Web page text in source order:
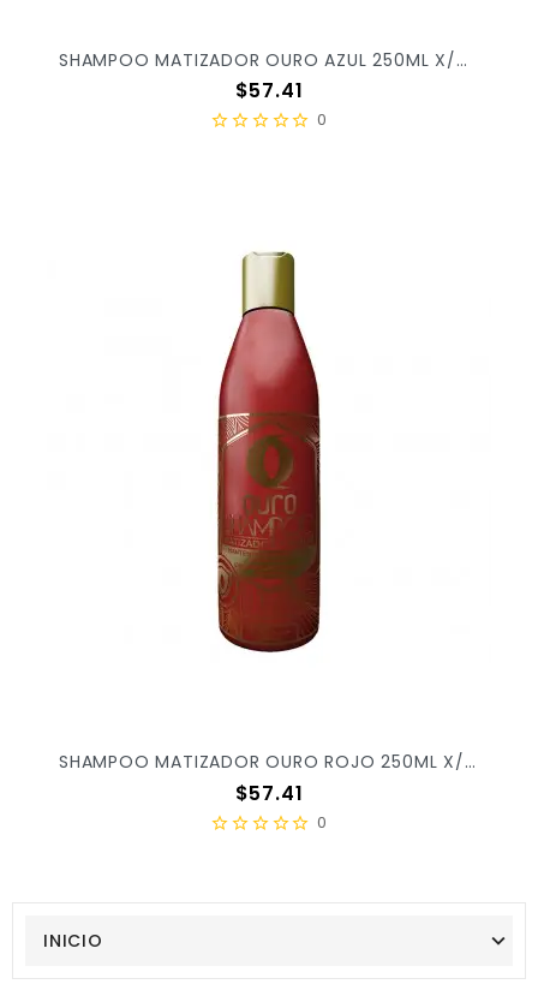
INICIO
SHAMPOO MATIZADOR OURO AZUL 250ML X/48
Precio
$57.41
0
SHAMPOO MATIZADOR OURO ROJO 250ML X/48
Precio
$57.41
0